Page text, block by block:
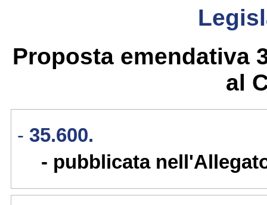
Proposta emendativa
al
35.600.
pubblicata